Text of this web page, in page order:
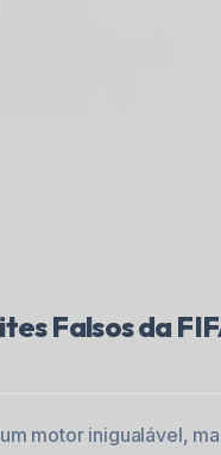
Falsos da
motor inigualável,